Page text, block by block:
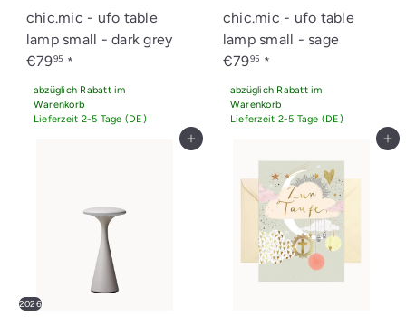
chic.mic - ufo table
lamp small - dark grey
€7995 *
abzüglich Rabatt im
Warenkorb
Lieferzeit 2-5 Tage (DE)
chic.mic - ufo table
lamp small - sage
€7995 *
abzüglich Rabatt im
Warenkorb
Lieferzeit 2-5 Tage (DE)
In den Einkaufswagen legen
2026
In den Einkaufswagen legen